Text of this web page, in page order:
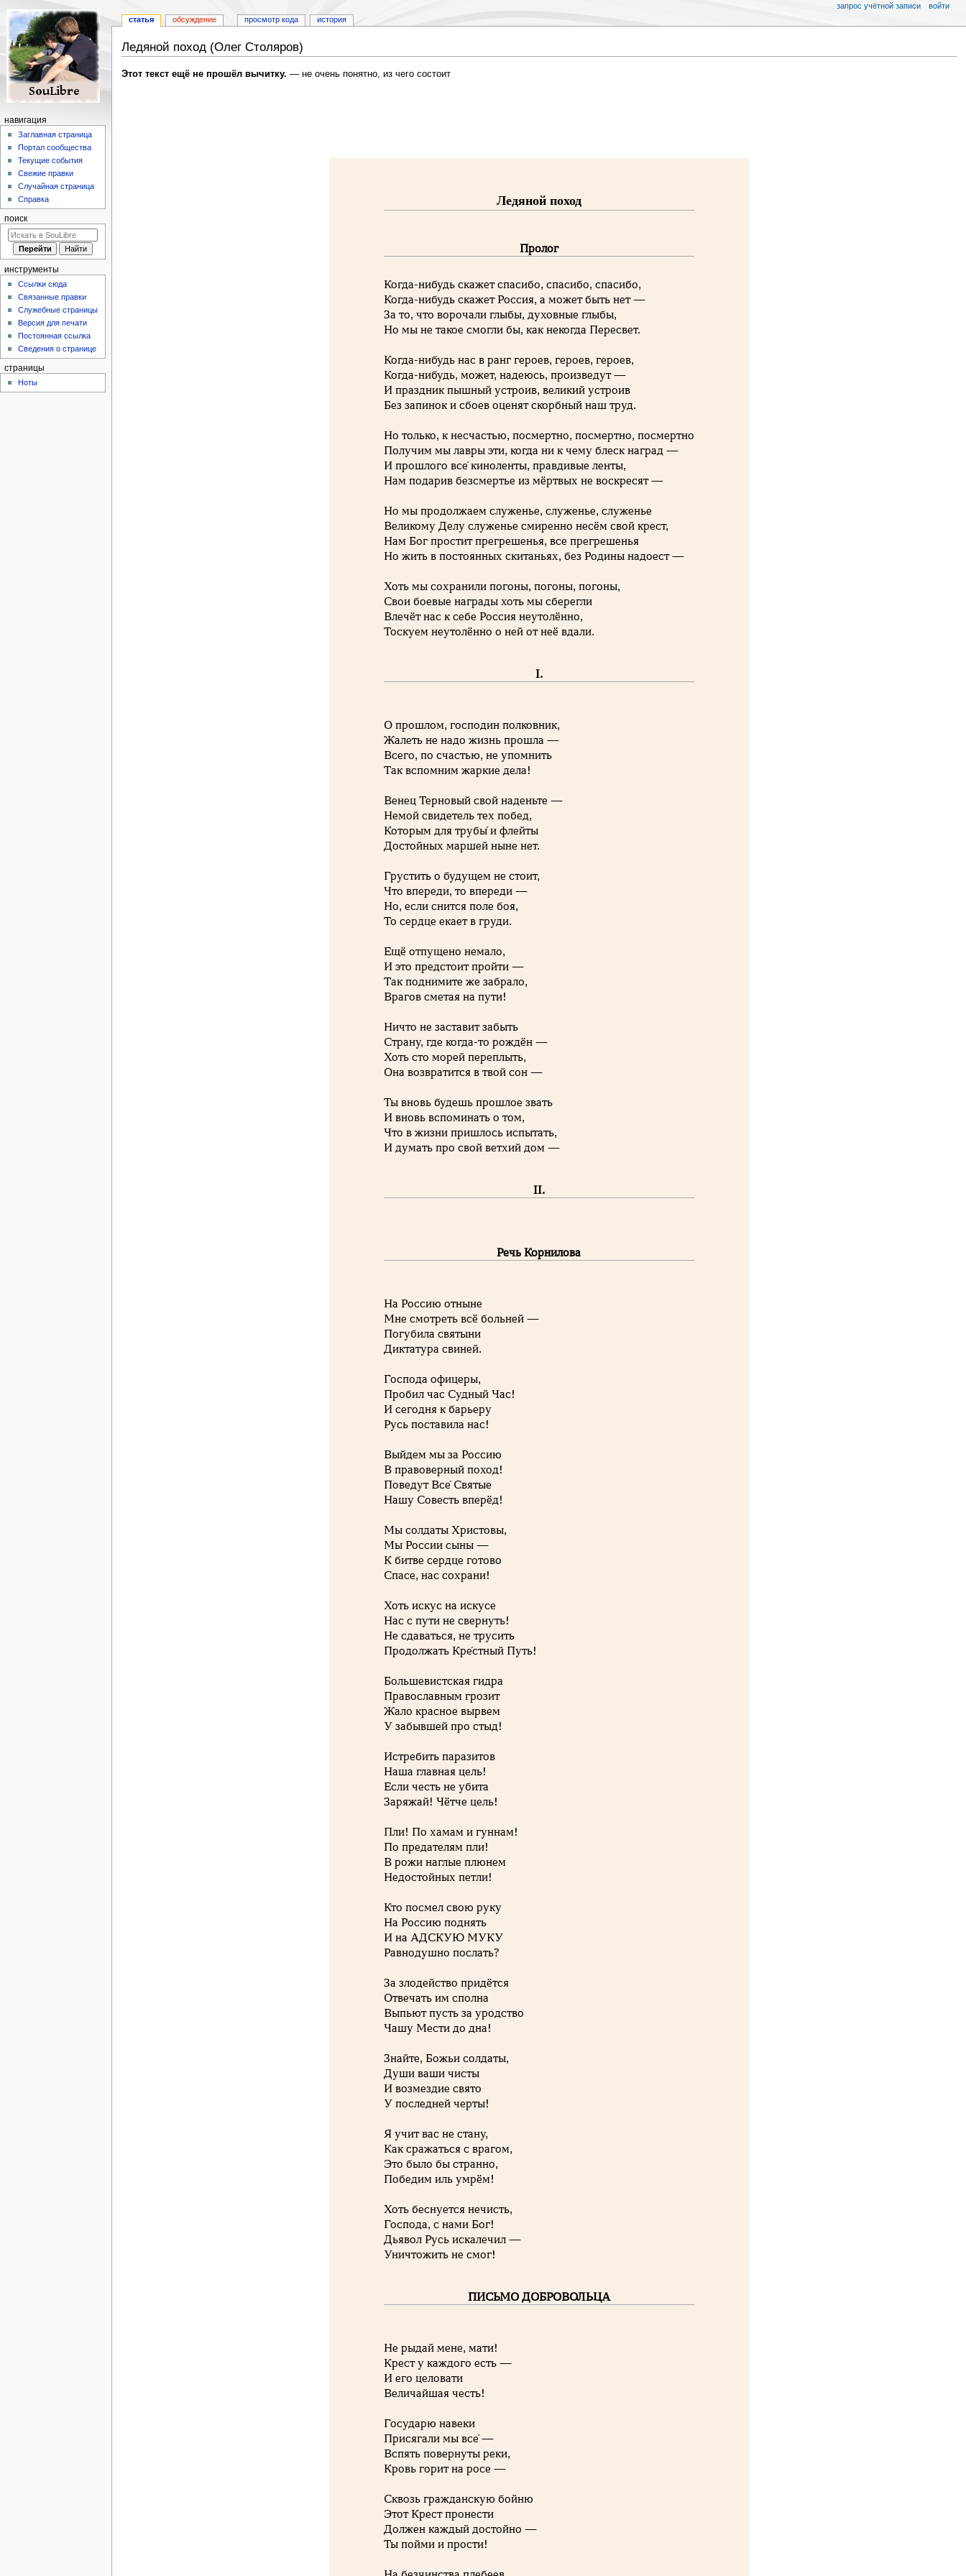
Ледяной поход (Олег Столяров)
Перейти
Перейти
Этот текст ещё не прошёл вычитку. — не очень понятно, из чего состоит
Ледяной поход
Пролог
Когда-нибудь скажет спасибо, спасибо, спасибо,
Когда-нибудь скажет Россия, а может быть нет —
За то, что ворочали глыбы, духовные глыбы,
Но мы не такое смогли бы, как некогда Пересвет.
Когда-нибудь нас в ранг героев, героев, героев,
Когда-нибудь, может, надеюсь, произведут —
И праздник пышный устроив, великий устроив
Без запинок и сбоев оценят скорбный наш труд.
Но только, к несчастью, посмертно, посмертно, посмертно
Получим мы лавры эти, когда ни к чему блеск наград —
И прошлого все́ киноленты, правдивые ленты,
Нам подарив безсмертье из мёртвых не воскресят —
Но мы продолжаем служенье, служенье, служенье
Великому Делу служенье смиренно несём свой крест,
Нам Бог простит прегрешенья, все прегрешенья
Но жить в постоянных скитаньях, без Родины надоест —
Хоть мы сохранили погоны, погоны, погоны,
Свои боевые награды хоть мы сберегли
Влечёт нас к себе Россия неутолённо,
Тоскуем неутолённо о ней от неё вдали.
I.
О прошлом, господин полковник,
Жалеть не надо жизнь прошла —
Всего, по счастью, не упомнить
Так вспомним жаркие дела!
Венец Терновый свой наденьте —
Немой свидетель тех побед,
Которым для трубы́ и флейты
Достойных маршей ныне нет.
Грустить о будущем не стоит,
Что впереди, то впереди —
Но, если снится поле боя,
То сердце екает в груди.
Ещё отпущено немало,
И это предстоит пройти —
Так поднимите же забрало,
Врагов сметая на пути!
Ничто не заставит забыть
Страну, где когда-то рождён —
Хоть сто морей переплыть,
Она возвратится в твой сон —
Ты вновь будешь прошлое звать
И вновь вспоминать о том,
Что в жизни пришлось испытать,
И думать про свой ветхий дом —
II.
Речь Корнилова
На Россию отныне
Мне смотреть всё больней —
Погубила святыни
Диктатура свиней.
Господа офицеры,
Пробил час Судный Час!
И сегодня к барьеру
Русь поставила нас!
Выйдем мы за Россию
В правоверный поход!
Поведут Все́ Святые
Нашу Совесть вперёд!
Мы солдаты Христовы,
Мы России сыны —
К битве сердце готово
Спасе, нас сохрани!
Хоть искус на искусе
Нас с пути не свернуть!
Не сдаваться, не трусить
Продолжать Кре́стный Путь!
Большевистская гидра
Православным грозит
Жало красное вырвем
У забывшей про стыд!
Истребить паразитов
Наша главная цель!
Если честь не убита
Заряжай! Чётче цель!
Пли! По хамам и гуннам!
По предателям пли!
В рожи наглые плюнем
Недостойных петли!
Кто посмел свою руку
На Россию поднять
И на АДСКУЮ МУКУ
Равнодушно послать?
За злодейство придётся
Отвечать им сполна
Выпьют пусть за уродство
Чашу Мести до дна!
Знайте, Божьи солдаты,
Души ваши чисты
И возмездие свято
У последней черты!
Я учит вас не стану,
Как сражаться с врагом,
Это было бы странно,
Победим иль умрём!
Хоть беснуется нечисть,
Господа, с нами Бог!
Дьявол Русь искалечил —
Уничтожить не смог!
ПИСЬМО ДОБРОВОЛЬЦА
Не рыдай мене, мати!
Крест у каждого есть —
И его целовати
Величайшая честь!
Государю навеки
Присягали мы все́ —
Вспять повернуты реки,
Кровь горит на росе —
Сквозь гражданскую бойню
Этот Крест пронести
Должен каждый достойно —
Ты пойми и прости!
статья обсуждение просмотр кода история
запрос учётной записи войти
навигация
Заглавная страница
Портал сообщества
Текущие события
Свежие правки
Случайная страница
Справка
поиск
инструменты
Ссылки сюда
Связанные правки
Служебные страницы
Версия для печати
Постоянная ссылка
Сведения о странице
страницы
Ноты